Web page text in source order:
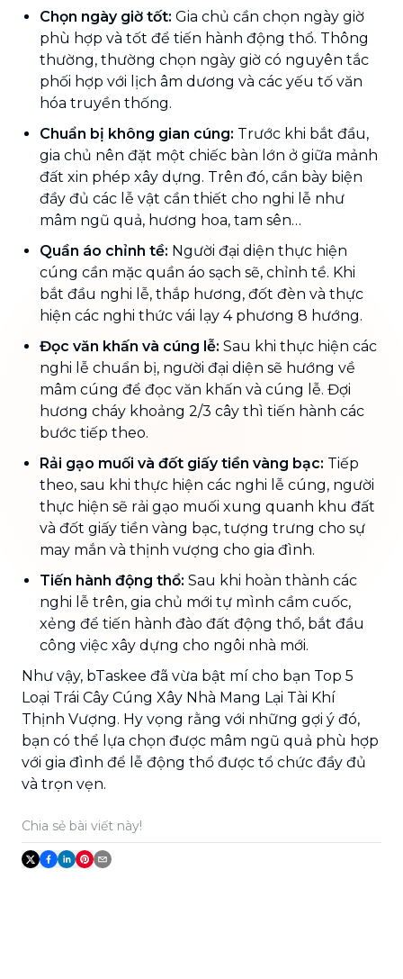
Chọn ngày giờ tốt: Gia chủ cần chọn ngày giờ
phù hợp và tốt để tiến hành động thổ. Thông
thường, thường chọn ngày giờ có nguyên tắc
phối hợp với lịch âm dương và các yếu tố văn
hóa truyền thống.
Chuẩn bị không gian cúng: Trước khi bắt đầu,
gia chủ nên đặt một chiếc bàn lớn ở giữa mảnh
đất xin phép xây dựng. Trên đó, cần bày biện
đầy đủ các lễ vật cần thiết cho nghi lễ như
mâm ngũ quả, hương hoa, tam sên…
Quần áo chỉnh tề: Người đại diện thực hiện
cúng cần mặc quần áo sạch sẽ, chỉnh tề. Khi
bắt đầu nghi lễ, thắp hương, đốt đèn và thực
hiện các nghi thức vái lạy 4 phương 8 hướng.
Đọc văn khấn và cúng lễ: Sau khi thực hiện các
nghi lễ chuẩn bị, người đại diện sẽ hướng về
mâm cúng để đọc văn khấn và cúng lễ. Đợi
hương cháy khoảng 2/3 cây thì tiến hành các
bước tiếp theo.
Rải gạo muối và đốt giấy tiền vàng bạc: Tiếp
theo, sau khi thực hiện các nghi lễ cúng, người
thực hiện sẽ rải gạo muối xung quanh khu đất
và đốt giấy tiền vàng bạc, tượng trưng cho sự
may mắn và thịnh vượng cho gia đình.
Tiến hành động thổ: Sau khi hoàn thành các
nghi lễ trên, gia chủ mới tự mình cầm cuốc,
xẻng để tiến hành đào đất động thổ, bắt đầu
công việc xây dựng cho ngôi nhà mới.
Như vậy, bTaskee đã vừa bật mí cho bạn Top 5
Loại Trái Cây Cúng Xây Nhà Mang Lại Tài Khí
Thịnh Vượng. Hy vọng rằng với những gợi ý đó,
bạn có thể lựa chọn được mâm ngũ quả phù hợp
với gia đình để lễ động thổ được tổ chức đầy đủ
và trọn vẹn.
Chia sẻ bài viết này!